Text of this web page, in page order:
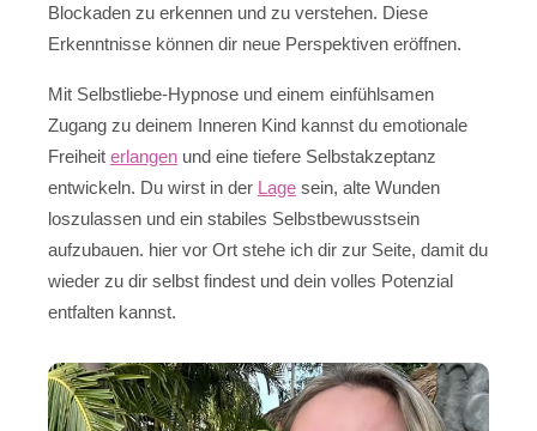
Blockaden zu erkennen und zu verstehen. Diese
Erkenntnisse können dir neue Perspektiven eröffnen.
Mit Selbstliebe-Hypnose und einem einfühlsamen
Zugang zu deinem Inneren Kind kannst du emotionale
Freiheit erlangen und eine tiefere Selbstakzeptanz
entwickeln. Du wirst in der Lage sein, alte Wunden
loszulassen und ein stabiles Selbstbewusstsein
aufzubauen. hier vor Ort stehe ich dir zur Seite, damit du
wieder zu dir selbst findest und dein volles Potenzial
entfalten kannst.